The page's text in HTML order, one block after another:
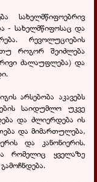
სახელმწიფოებრივ
- სახელმწიფოსაც და
რევოლუციების
თუ როგორ შეიძლება
ძალაუფლება) და
არსებობა აკავებს
საიდუმლო უკვე
და ძლიერდება ის
და მიმართულება,
და კანონიერის,
რომელიც ყველაზე